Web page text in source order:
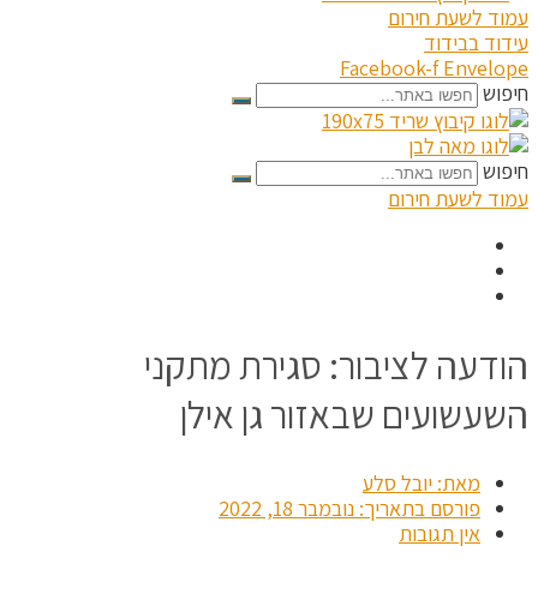
עמוד לשעת חירום
עידוד בבידוד
Facebook-f Envelope
חיפוש
חיפוש
עמוד לשעת חירום
הודעה לציבור: סגירת מתקני
השעשועים שבאזור גן אילן
מאת: יובל סלע
פורסם בתאריך: נובמבר 18, 2022
אין תגובות